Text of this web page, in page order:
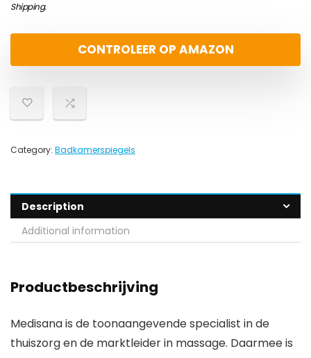
Shipping.
CONTROLEER OP AMAZON
Category: Badkamerspiegels
Description
Additional information
Productbeschrijving
Medisana is de toonaangevende specialist in de
thuiszorg en de marktleider in massage. Daarmee is